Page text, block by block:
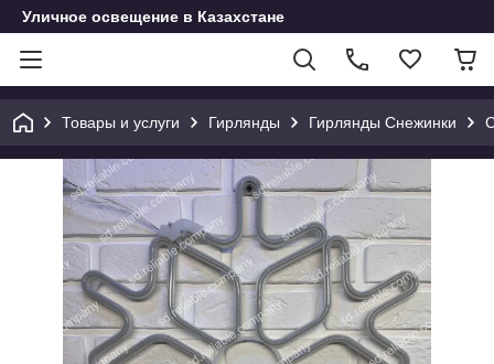
Уличное освещение в Казахстане
Товары и услуги Гирлянды Гирлянды Снежинки